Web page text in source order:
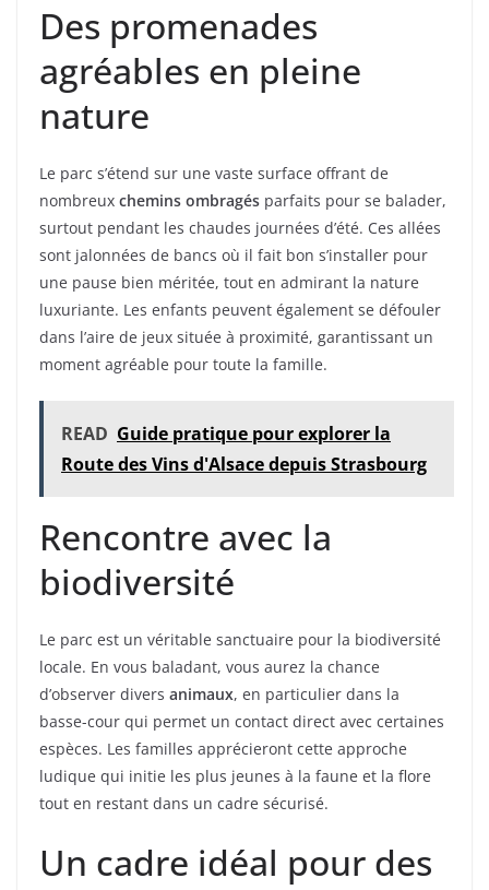
Des promenades
agréables en pleine
nature
Le parc s’étend sur une vaste surface offrant de
nombreux chemins ombragés parfaits pour se balader,
surtout pendant les chaudes journées d’été. Ces allées
sont jalonnées de bancs où il fait bon s’installer pour
une pause bien méritée, tout en admirant la nature
luxuriante. Les enfants peuvent également se défouler
dans l’aire de jeux située à proximité, garantissant un
moment agréable pour toute la famille.
READ Guide pratique pour explorer la
Route des Vins d'Alsace depuis Strasbourg
Rencontre avec la
biodiversité
Le parc est un véritable sanctuaire pour la biodiversité
locale. En vous baladant, vous aurez la chance
d’observer divers animaux, en particulier dans la
basse-cour qui permet un contact direct avec certaines
espèces. Les familles apprécieront cette approche
ludique qui initie les plus jeunes à la faune et la flore
tout en restant dans un cadre sécurisé.
Un cadre idéal pour des